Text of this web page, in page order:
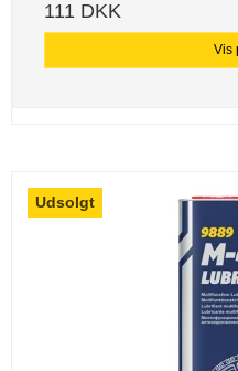
111 DKK
Vis
Udsolgt